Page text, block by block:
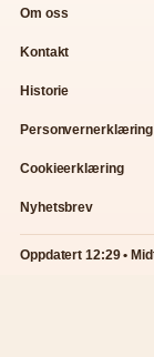
Om oss
Kontakt
Historie
Personvernerklæring
Cookieerklæring
Nyhetsbrev
Oppdatert 12:29 •